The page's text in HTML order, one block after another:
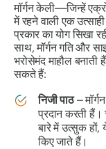
मॉर्गन केली—जिन्हें
में रहने वाली एक
प्रकार का योग सिखा
साथ, मॉर्गन गति और
भरोसेमंद माहौल
सकते हैं:
निजी पाठ–
प्रदान करती
बारे में उत्सुक
किए जाते हैं।